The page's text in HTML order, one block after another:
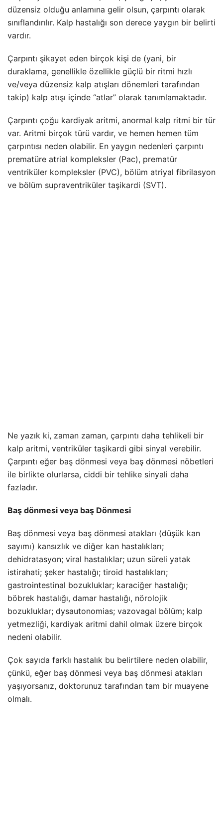
düzensiz olduğu anlamına gelir olsun, çarpıntı olarak
sınıflandırılır. Kalp hastalığı son derece yaygın bir belirti
vardır.
Çarpıntı şikayet eden birçok kişi de (yani, bir
duraklama, genellikle özellikle güçlü bir ritmi hızlı
ve/veya düzensiz kalp atışları dönemleri tarafından
takip) kalp atışı içinde “atlar” olarak tanımlamaktadır.
Çarpıntı çoğu kardiyak aritmi, anormal kalp ritmi bir tür
var. Aritmi birçok türü vardır, ve hemen hemen tüm
çarpıntısı neden olabilir. En yaygın nedenleri çarpıntı
prematüre atrial kompleksler (Pac), prematür
ventriküler kompleksler (PVC), bölüm atriyal fibrilasyon
ve bölüm supraventriküler taşikardi (SVT).
Ne yazık ki, zaman zaman, çarpıntı daha tehlikeli bir
kalp aritmi, ventriküler taşikardi gibi sinyal verebilir.
Çarpıntı eğer baş dönmesi veya baş dönmesi nöbetleri
ile birlikte olurlarsa, ciddi bir tehlike sinyali daha
fazladır.
Baş dönmesi veya baş Dönmesi
Baş dönmesi veya baş dönmesi atakları (düşük kan
sayımı) kansızlık ve diğer kan hastalıkları;
dehidratasyon; viral hastalıklar; uzun süreli yatak
istirahati; şeker hastalığı; tiroid hastalıkları;
gastrointestinal bozukluklar; karaciğer hastalığı;
böbrek hastalığı, damar hastalığı, nörolojik
bozukluklar; dysautonomias; vazovagal bölüm; kalp
yetmezliği, kardiyak aritmi dahil olmak üzere birçok
nedeni olabilir.
Çok sayıda farklı hastalık bu belirtilere neden olabilir,
çünkü, eğer baş dönmesi veya baş dönmesi atakları
yaşıyorsanız, doktorunuz tarafından tam bir muayene
olmalı.